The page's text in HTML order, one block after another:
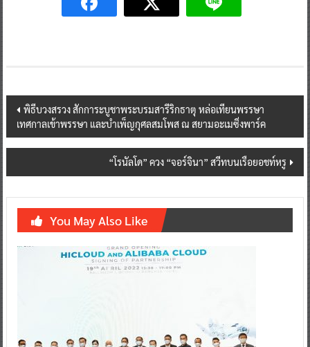
Post
navigation
พิธีบวงสรวง สักการะบูชาพระบรมสารีริกธาตุ หล่อเทียนพรรษา
เทศกาลเข้าพรรษา และบำเพ็ญกุศลสมโพส ​ณ สยามอะเมซิ่งพาร์ค
“โรนัลโด” ควง “จอร์จินา” สวีทบนเรือยอชท์หรู
You May Also Like